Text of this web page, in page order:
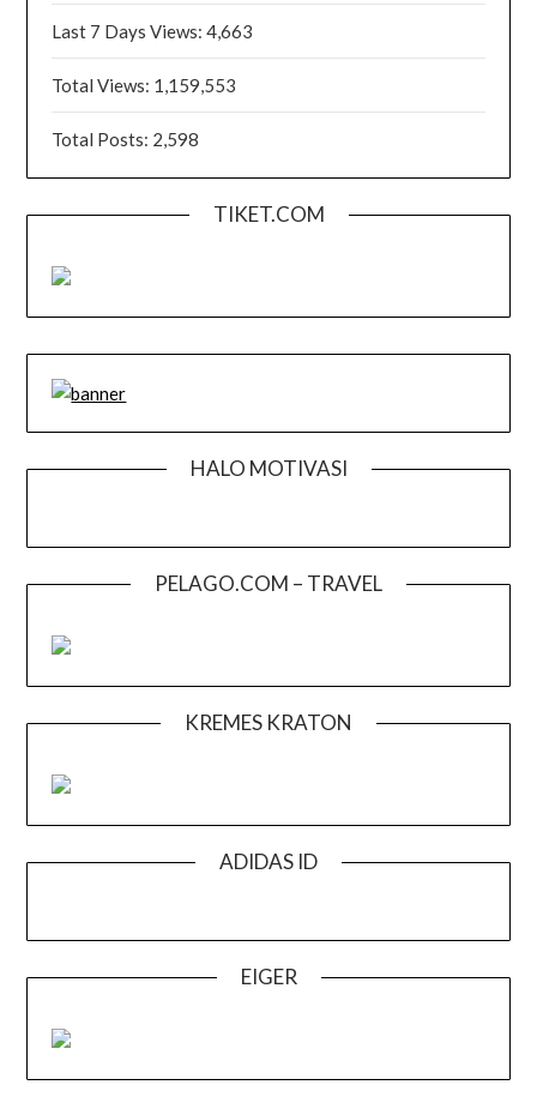
Last 7 Days Views:4,663
Total Views: 1,159,553
Total Posts: 2,598
TIKET.COM
HALO MOTIVASI
PELAGO.COM – TRAVEL
KREMES KRATON
ADIDAS ID
EIGER